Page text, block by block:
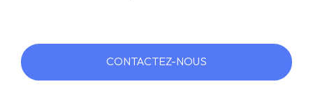
CONTACTEZ-NOUS